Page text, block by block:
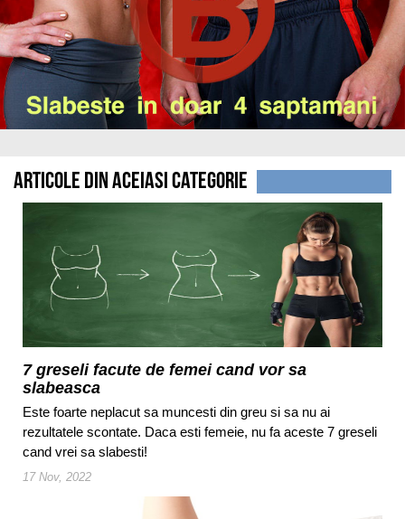
Articole din aceiasi categorie
7 greseli facute de femei cand vor sa
slabeasca
Este foarte neplacut sa muncesti din greu si sa nu ai
rezultatele scontate. Daca esti femeie, nu fa aceste 7 greseli
cand vrei sa slabesti!
17 Nov, 2022